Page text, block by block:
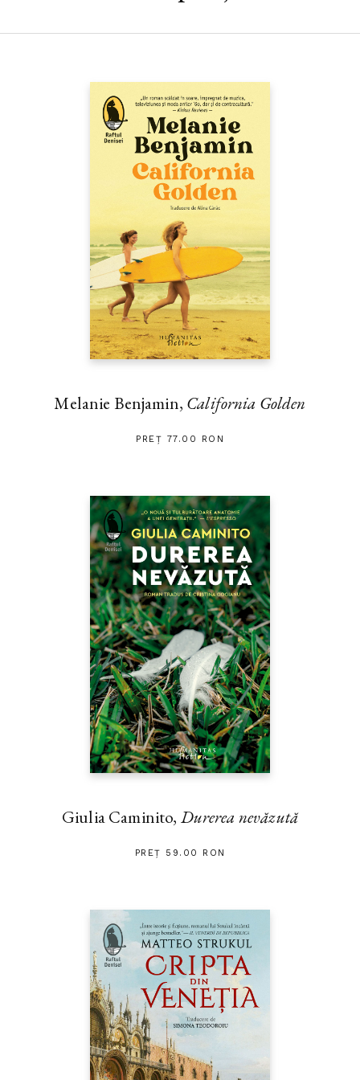
Melanie Benjamin, California Golden
PREȚ 77.00 RON
Giulia Caminito, Durerea nevăzută
PREȚ 59.00 RON